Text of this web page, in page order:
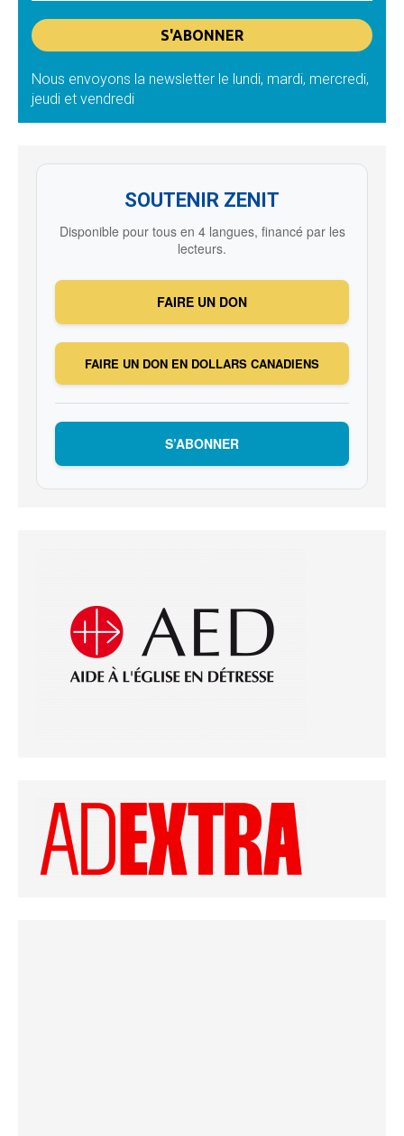
Nous envoyons la newsletter le lundi, mardi, mercredi,
jeudi et vendredi
SOUTENIR ZENIT
Disponible pour tous en 4 langues, financé par les
lecteurs.
FAIRE UN DON
FAIRE UN DON EN DOLLARS CANADIENS
S’ABONNER